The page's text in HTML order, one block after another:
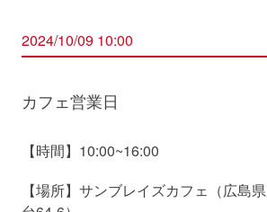
2024/10/09 10:00
カフェ営業日
【時間】10:00~16:00
【場所】サンブレイズカフェ（広島